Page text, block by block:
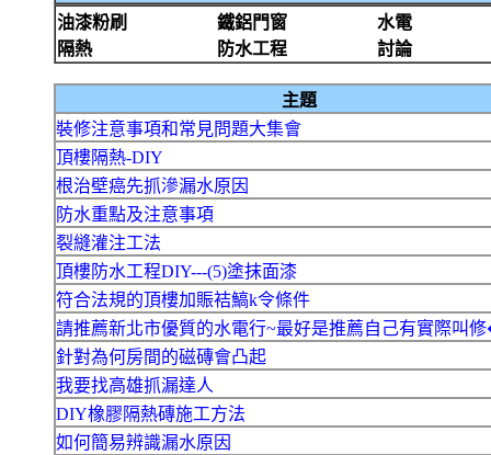
油漆粉刷
鐵鋁門窗
水電
隔熱
防水工程 討論
主題
裝修注意事項和常見問題大集會
頂樓隔熱-DIY
根治壁癌先抓滲漏水原因
防水重點及注意事項
裂縫灌注工法
頂樓防水工程DIY---(5)塗抹面漆
符合法規的頂樓加賑袺鰝k令條件
請推薦新北市優質的水電行~最好是推薦自己有實際叫
針對為何房間的磁磚會凸起
我要找高雄抓漏達人
DIY橡膠隔熱磚施工方法
如何簡易辨識漏水原因